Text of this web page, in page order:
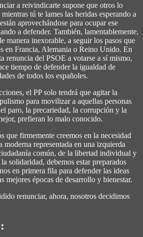
a reivindicarte supone que otros lo
tú te lames las heridas esperando a
aprovechándose para ocupar ese
a defender. También, lamentablemente,
manera inexorable, a seguir los pasos que
en Francia, Alemania o Reino Unido. En
renuncia del PSOE a votarse a sí mismo,
tiempo de defender la igualdad de
de todos los españoles.
el PP solo tendrá que agitar la
para movilizar a aquellas personas
paro, la precariedad, la corrupción y la
prefieran lo malo conocido.
que firmemente creemos en la necesidad
moderna representada en una izquierda
común, de la libertad individual y
solidaridad, debemos estar preparados
en primera fila para defender las ideas
mejores épocas de desarrollo y bienestar.
renunciar, ahora, nosotros decidimos